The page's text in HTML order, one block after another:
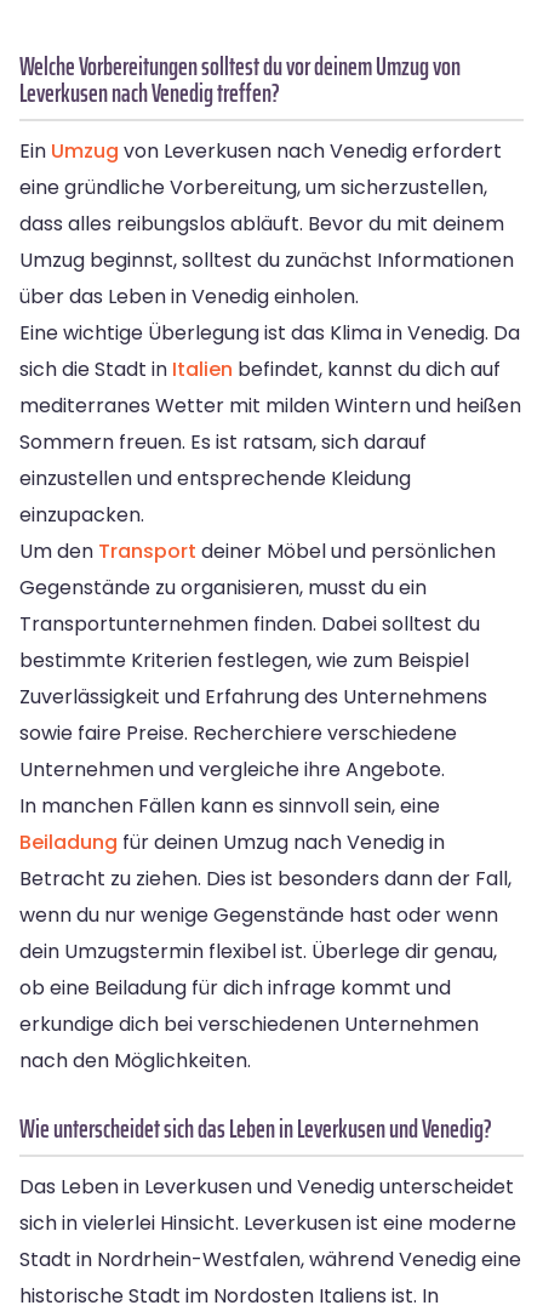
Welche Vorbereitungen solltest du vor deinem Umzug von
Leverkusen nach Venedig treffen?
Ein Umzug von Leverkusen nach Venedig erfordert
eine gründliche Vorbereitung, um sicherzustellen,
dass alles reibungslos abläuft. Bevor du mit deinem
Umzug beginnst, solltest du zunächst Informationen
über das Leben in Venedig einholen.
Eine wichtige Überlegung ist das Klima in Venedig. Da
sich die Stadt in Italien befindet, kannst du dich auf
mediterranes Wetter mit milden Wintern und heißen
Sommern freuen. Es ist ratsam, sich darauf
einzustellen und entsprechende Kleidung
einzupacken.
Um den Transport deiner Möbel und persönlichen
Gegenstände zu organisieren, musst du ein
Transportunternehmen finden. Dabei solltest du
bestimmte Kriterien festlegen, wie zum Beispiel
Zuverlässigkeit und Erfahrung des Unternehmens
sowie faire Preise. Recherchiere verschiedene
Unternehmen und vergleiche ihre Angebote.
In manchen Fällen kann es sinnvoll sein, eine
Beiladung für deinen Umzug nach Venedig in
Betracht zu ziehen. Dies ist besonders dann der Fall,
wenn du nur wenige Gegenstände hast oder wenn
dein Umzugstermin flexibel ist. Überlege dir genau,
ob eine Beiladung für dich infrage kommt und
erkundige dich bei verschiedenen Unternehmen
nach den Möglichkeiten.
Wie unterscheidet sich das Leben in Leverkusen und Venedig?
Das Leben in Leverkusen und Venedig unterscheidet
sich in vielerlei Hinsicht. Leverkusen ist eine moderne
Stadt in Nordrhein-Westfalen, während Venedig eine
historische Stadt im Nordosten Italiens ist. In